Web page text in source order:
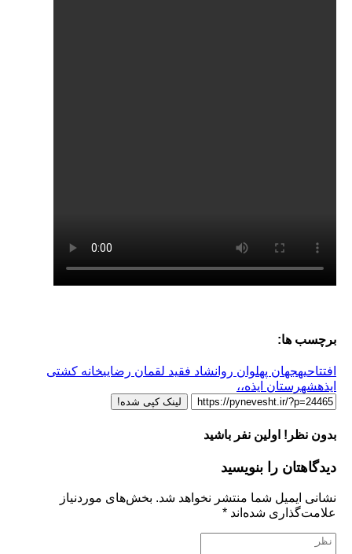
ها:
جهان پهلوان روانشاد فقید لقمان رضاییخانه کشتی
ایذه،،
لینک کپی شده!
اولین نفر باشید
را بنویسید
شما منتشر نخواهد شد. بخش‌های موردنیاز
شده‌اند*